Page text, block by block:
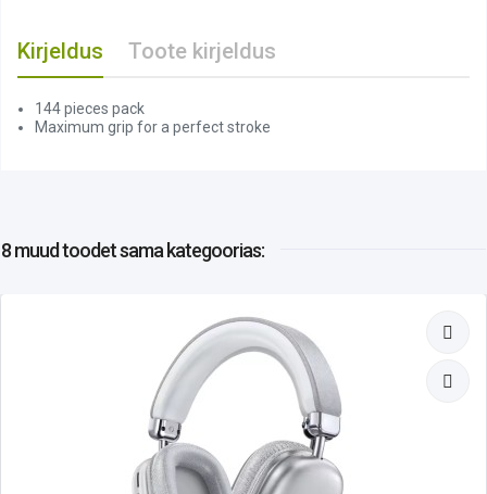
Kirjeldus Toote kirjeldus
144 pieces pack
Maximum grip for a perfect stroke
8 muud toodetsama kategoorias: